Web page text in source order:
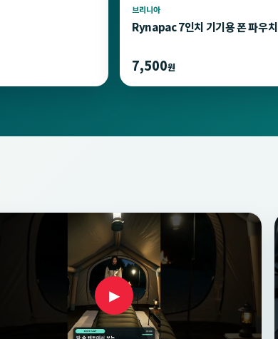
브리니아
Rynapac 7인치 기기용 폰 파우치
7,500원
▶